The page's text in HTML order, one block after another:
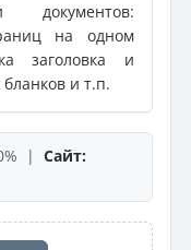
на одном
заголовка и
и т.п.
| Сайт: